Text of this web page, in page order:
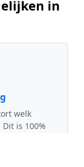
in
welk
is 100%